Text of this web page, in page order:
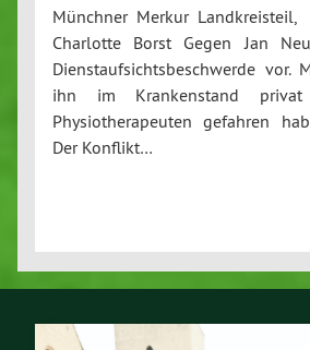
Münchner Merkur Landkreisteil,
Charlotte Borst Gegen Jan
Dienstaufsichtsbeschwerde vor.
ihn im Krankenstand
Physiotherapeuten gefahren
Der Konflikt…